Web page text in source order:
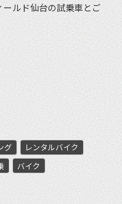
ルド仙台の試乗車とご
グ
レンタルバイク
バイク